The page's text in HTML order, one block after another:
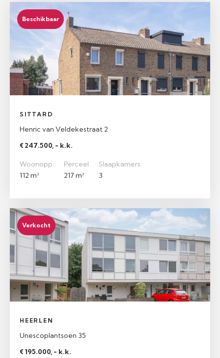
Beschikbaar
SITTARD
Henric van Veldekestraat 2
€ 247.500, - k.k.
Woonopp.
112 m²
Perceel
217 m²
Slaapkamers
3
Verkocht
HEERLEN
Unescoplantsoen 35
€ 195.000, - k.k.